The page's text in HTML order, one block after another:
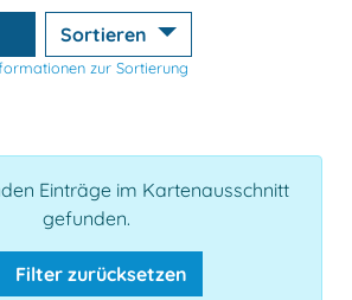
Sortieren
zur Sortierung
Einträge im Kartenausschnitt
gefunden.
Filter zurücksetzen